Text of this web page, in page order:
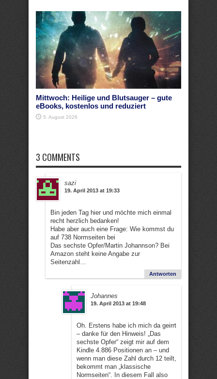
Mittwoch: Heilige und Blutsauger – gute
eBooks, kostenlos und reduziert
5. August 2026
3 COMMENTS
sazi
19. April 2013 at 19:33
Bin jeden Tag hier und möchte mich einmal
recht herzlich bedanken!
Habe aber auch eine Frage: Wie kommst du
auf 738 Normseiten bei
Das sechste Opfer/Martin Johannson? Bei
Amazon steht keine Angabe zur
Seitenzahl…
Antworten
Johannes
19. April 2013 at 19:48
Oh. Erstens habe ich mich da geirrt
– danke für den Hinweis! „Das
sechste Opfer“ zeigt mir auf dem
Kindle 4.886 Positionen an – und
wenn man diese Zahl durch 12 teilt,
bekommt man „klassische
Normseiten“. In diesem Fall also